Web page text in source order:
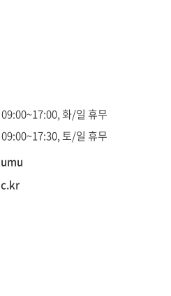
화/일 휴무
토/일 휴무